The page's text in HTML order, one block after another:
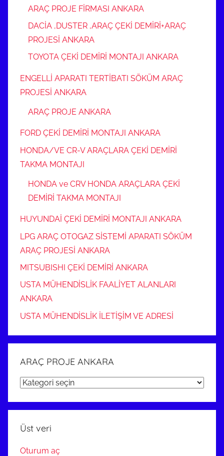
ARAÇ PROJE FİRMASI ANKARA
DACİA ,DUSTER ,ARAÇ ÇEKİ DEMİRİ+ARAÇ
PROJESİ ANKARA
TOYOTA ÇEKİ DEMİRİ MONTAJI ANKARA
ENGELLİ APARATI TERTİBATI SÖKÜM ARAÇ
PROJESİ ANKARA
ARAÇ PROJE ANKARA
FORD ÇEKİ DEMİRİ MONTAJI ANKARA
HONDA/VE CR-V ARAÇLARA ÇEKİ DEMİRİ
TAKMA MONTAJI
HONDA ve CRV HONDA ARAÇLARA ÇEKİ
DEMİRİ TAKMA MONTAJI
HUYUNDAİ ÇEKİ DEMİRİ MONTAJI ANKARA
LPG ARAÇ OTOGAZ SİSTEMİ APARATI SÖKÜM
ARAÇ PROJESİ ANKARA
MITSUBISHI ÇEKİ DEMİRİ ANKARA
USTA MÜHENDİSLİK FAALİYET ALANLARI
ANKARA
USTA MÜHENDİSLİK İLETİŞİM VE ADRESİ
ARAÇ PROJE ANKARA
ARAÇ
ANKARA
Üst veri
Oturum aç